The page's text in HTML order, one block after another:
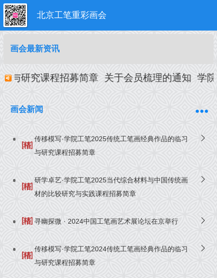
北京工笔重彩画会
画会最新资讯
与研究课程招募简章 关于会员梳理的通知 学
画会新闻
传移模写·学院工笔2025传统工笔画经典作品的临习
与研究课程招募简章
研学卓艺·学院工笔2025当代综合材料与中国传统画
材的比较研究与实践课程招募简章
寻幽探微 · 2024中国工笔画艺术展论坛在京举行
传移模写·学院工笔2024传统工笔画经典作品的临习
与研究课程招募简章